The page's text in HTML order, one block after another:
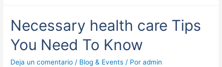
Necessary health care Tips
You Need To Know
Deja un comentario / Blog & Events / Poradmin